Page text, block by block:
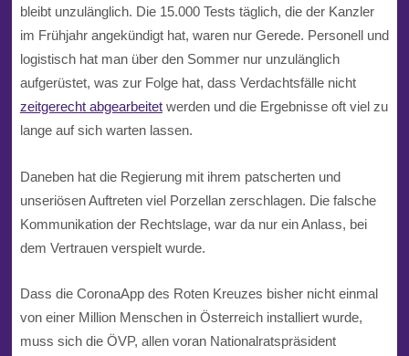
bleibt unzulänglich. Die 15.000 Tests täglich, die der Kanzler
im Frühjahr angekündigt hat, waren nur Gerede. Personell und
logistisch hat man über den Sommer nur unzulänglich
aufgerüstet, was zur Folge hat, dass Verdachtsfälle nicht
zeitgerecht abgearbeitetwerden und die Ergebnisse oft viel zu
lange auf sich warten lassen.
Daneben hat die Regierung mit ihrem patscherten und
unseriösen Auftreten viel Porzellan zerschlagen. Die falsche
Kommunikation der Rechtslage, war da nur ein Anlass, bei
dem Vertrauen verspielt wurde.
Dass die CoronaApp des Roten Kreuzes bisher nicht einmal
von einer Million Menschen in Österreich installiert wurde,
muss sich die ÖVP, allen voran Nationalratspräsident